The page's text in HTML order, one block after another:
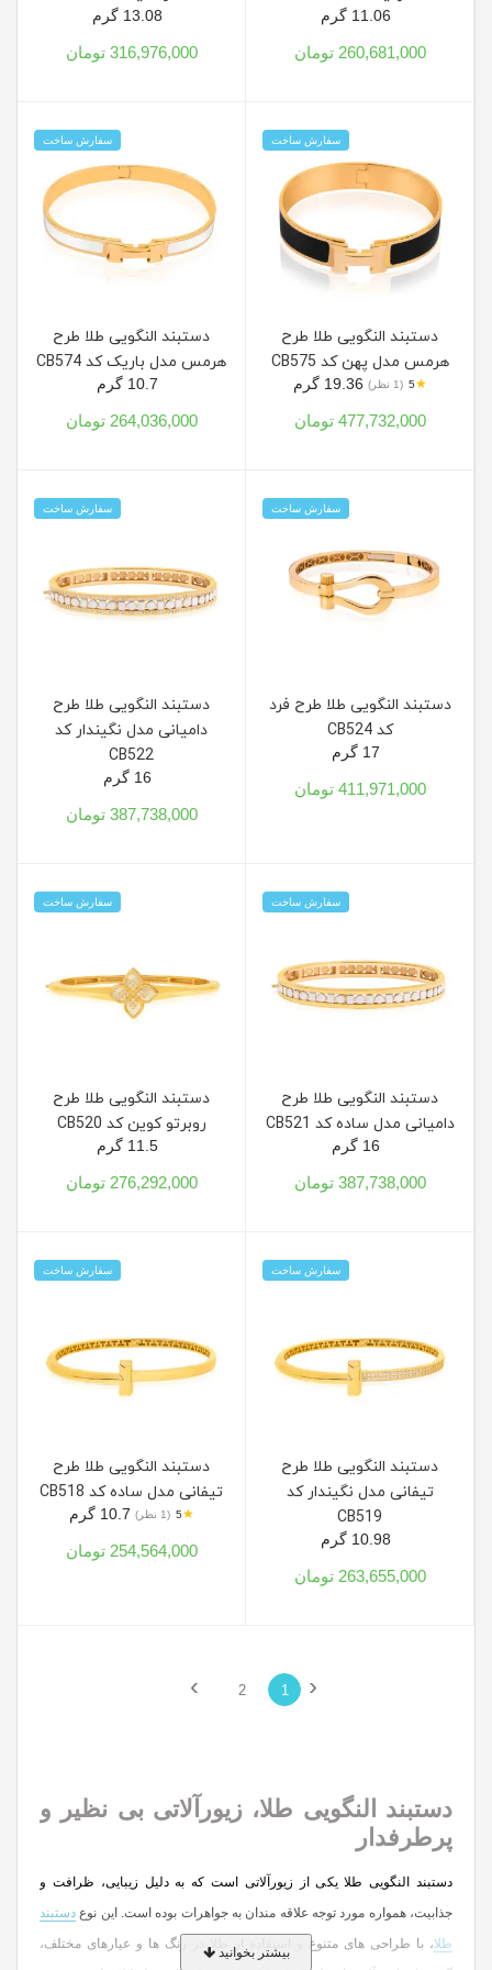
260,681,000 تومان 316,976,000 تومان
سفارش ساخت
دستبند النگویی طلا طرح
هرمس مدل پهن کد CB575
★
5 (1 نظر)
477,732,000 تومان
سفارش ساخت
دستبند النگویی طلا طرح
هرمس مدل باریک کد CB574
264,036,000 تومان
سفارش ساخت
دستبند النگویی طلا طرح فرد
کد CB524
411,971,000 تومان
سفارش ساخت
دستبند النگویی طلا طرح
دامیانی مدل نگیندار کد
CB522
387,738,000 تومان
سفارش ساخت
دستبند النگویی طلا طرح
دامیانی مدل ساده کد CB521
387,738,000 تومان
سفارش ساخت
دستبند النگویی طلا طرح
روبرتو کوین کد CB520
276,292,000 تومان
سفارش ساخت
دستبند النگویی طلا طرح
تیفانی مدل نگیندار کد
CB519
263,655,000 تومان
سفارش ساخت
دستبند النگویی طلا طرح
تیفانی مدل ساده کد CB518
★
5 (1 نظر)
254,564,000 تومان
‹
1
2
›
دستبند النگویی طلا، زیورآلاتی بی نظیر و
پرطرفدار
دستبند النگویی طلا یکی از زیورآلاتی است که به دلیل زیبایی، ظرافت و
جذابیت، همواره مورد توجه علاقه مندان به جواهرات بوده است. این نوع دستبند
طلا، با طراحی های متنوع و استفاده از طلا در رنگ ها و عیارهای مختلف،
بیشتر بخوانید